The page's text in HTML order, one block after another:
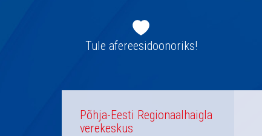
navigatsioonTule afereesidoonoriks!
Põhja-Eesti Regionaalhaigla
verekeskus